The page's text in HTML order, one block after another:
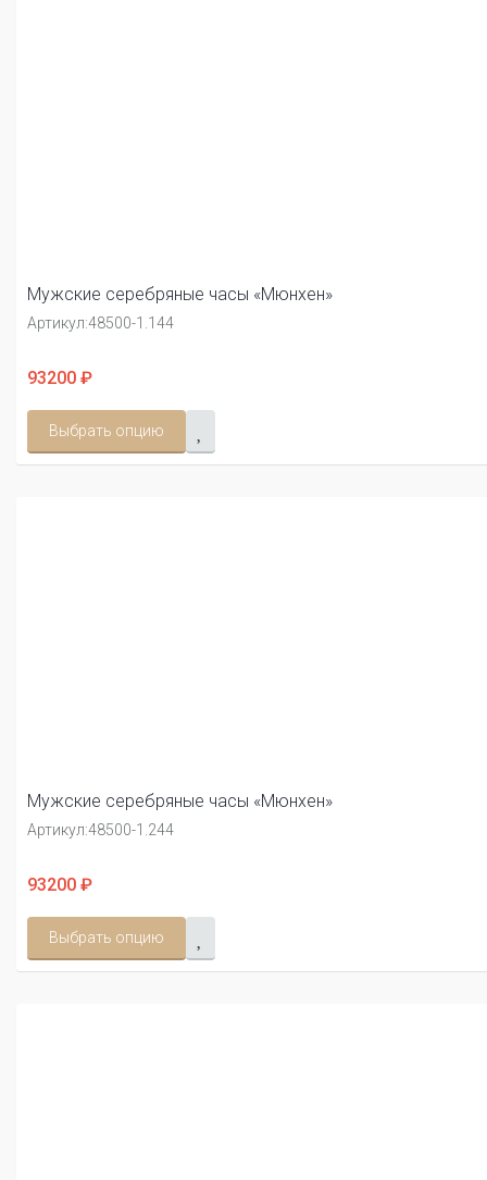
Мужские серебряные часы «Мюнхен»
Артикул:48500-1.144
93200 ₽
Выбрать опцию
Мужские серебряные часы «Мюнхен»
Артикул:48500-1.244
93200 ₽
Выбрать опцию